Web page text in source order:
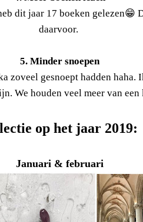
dit jaar 17 boeken gelezen😁
daarvoor.
5. Minder snoepen
zoveel gesnoept hadden
We houden veel meer van
op het jaar 2019:
Januari & februari